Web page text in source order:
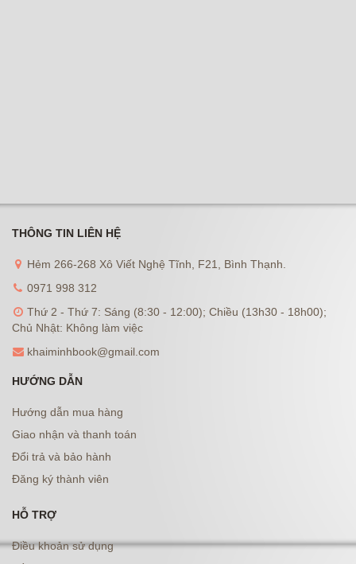
THÔNG TIN LIÊN HỆ
Hẻm 266-268 Xô Viết Nghệ Tĩnh, F21, Bình Thạnh.
0971 998 312
Thứ 2 - Thứ 7: Sáng (8:30 - 12:00); Chiều (13h30 - 18h00);
Chủ Nhật: Không làm việc
khaiminhbook@gmail.com
HƯỚNG DẪN
Hướng dẫn mua hàng
Giao nhận và thanh toán
Đổi trả và bảo hành
Đăng ký thành viên
HỖ TRỢ
Điều khoản sử dụng